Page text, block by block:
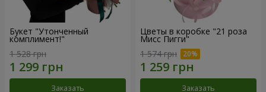
Букет "Утонченный
комплимент!"
1 528 грн
Заказать
Цветы в коробке "21 роза
Мисс Пигги"
1 574 грн
Заказать